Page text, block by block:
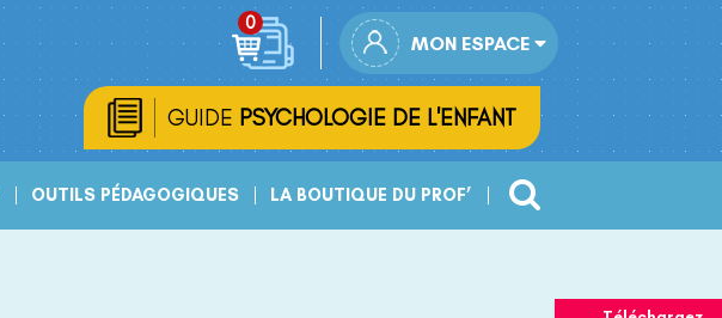
MON ESPACE
GUIDE PSYCHOLOGIE DE L'ENFANT
OUTILS PÉDAGOGIQUES LA BOUTIQUE DU PROF’